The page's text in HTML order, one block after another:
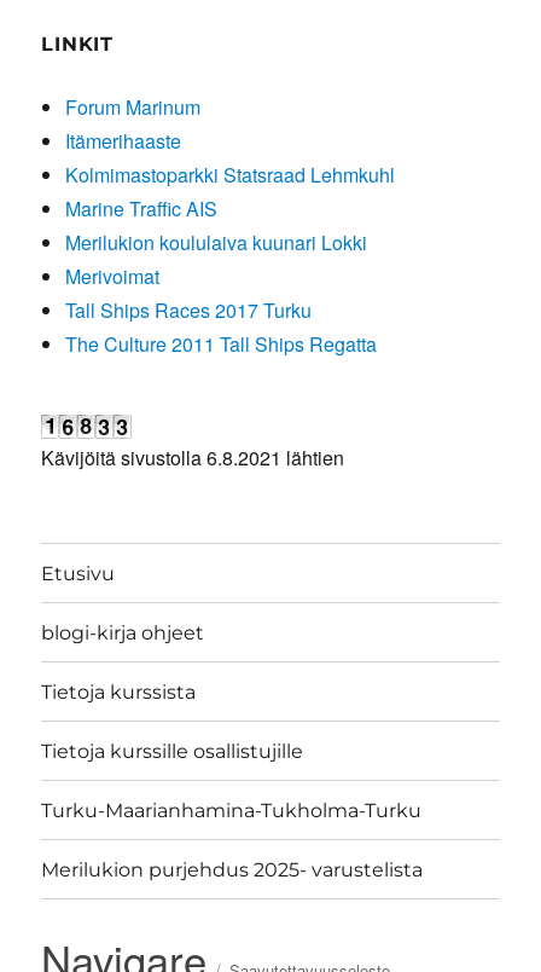
LINKIT
Forum Marinum
Itämerihaaste
Kolmimastoparkki Statsraad Lehmkuhl
Marine Traffic AIS
Merilukion koululaiva kuunari Lokki
Merivoimat
Tall Ships Races 2017 Turku
The Culture 2011 Tall Ships Regatta
Kävijöitä sivustolla 6.8.2021 lähtien
Etusivu
blogi-kirja ohjeet
Tietoja kurssista
Tietoja kurssille osallistujille
Turku-Maarianhamina-Tukholma-Turku
Merilukion purjehdus 2025- varustelista
Navigare